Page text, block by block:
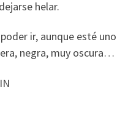
helar.
ir, aunque esté uno
negra, muy oscura…